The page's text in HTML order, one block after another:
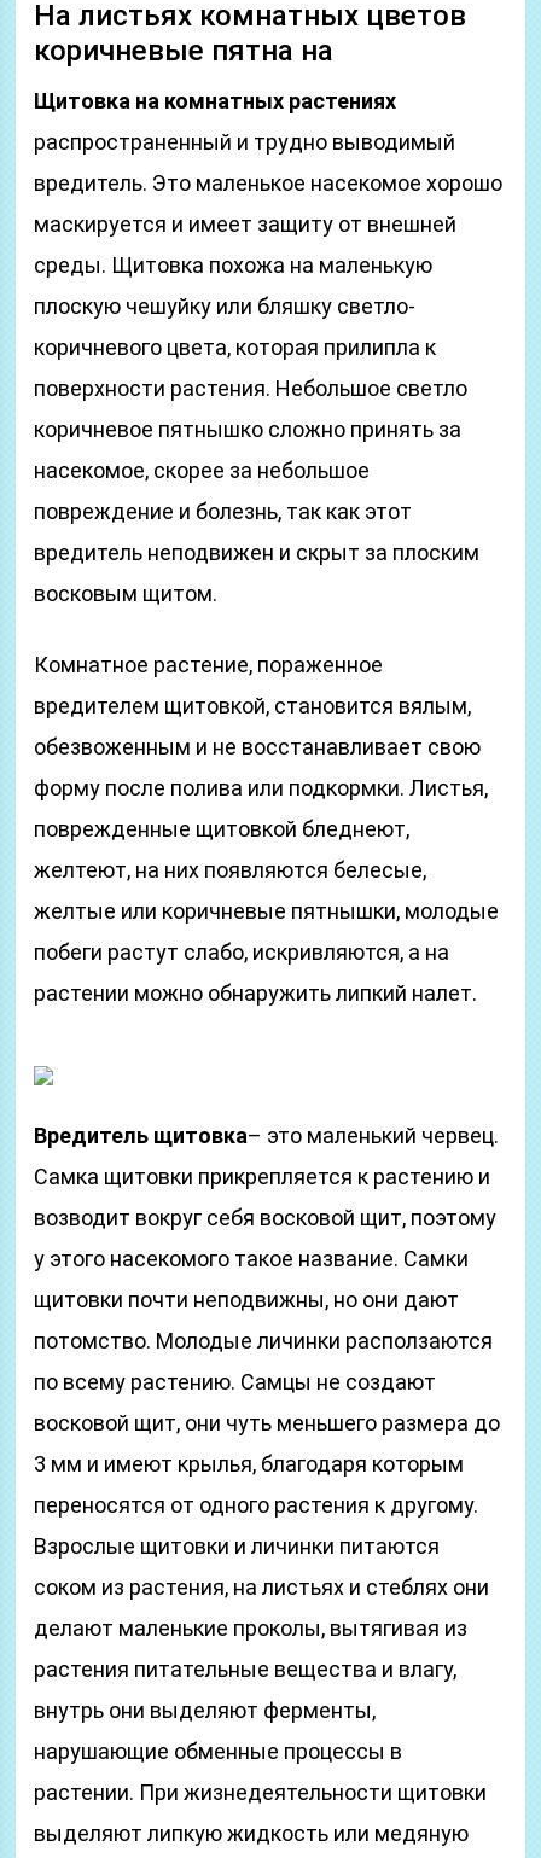
На листьях комнатных цветов
коричневые пятна на
Щитовка на комнатных растениях
распространенный и трудно выводимый
вредитель. Это маленькое насекомое хорошо
маскируется и имеет защиту от внешней
среды. Щитовка похожа на маленькую
плоскую чешуйку или бляшку светло-
коричневого цвета, которая прилипла к
поверхности растения. Небольшое светло
коричневое пятнышко сложно принять за
насекомое, скорее за небольшое
повреждение и болезнь, так как этот
вредитель неподвижен и скрыт за плоским
восковым щитом.
Комнатное растение, пораженное
вредителем щитовкой, становится вялым,
обезвоженным и не восстанавливает свою
форму после полива или подкормки. Листья,
поврежденные щитовкой бледнеют,
желтеют, на них появляются белесые,
желтые или коричневые пятнышки, молодые
побеги растут слабо, искривляются, а на
растении можно обнаружить липкий налет.
Вредитель щитовка– это маленький червец.
Самка щитовки прикрепляется к растению и
возводит вокруг себя восковой щит, поэтому
у этого насекомого такое название. Самки
щитовки почти неподвижны, но они дают
потомство. Молодые личинки расползаются
по всему растению. Самцы не создают
восковой щит, они чуть меньшего размера до
3 мм и имеют крылья, благодаря которым
переносятся от одного растения к другому.
Взрослые щитовки и личинки питаются
соком из растения, на листьях и стеблях они
делают маленькие проколы, вытягивая из
растения питательные вещества и влагу,
внутрь они выделяют ферменты,
нарушающие обменные процессы в
растении. При жизнедеятельности щитовки
выделяют липкую жидкость или медяную